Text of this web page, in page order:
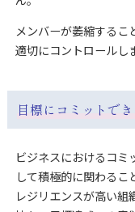
メンバーが萎縮するこ
適切にコントロールし
目標にコミットでき
ビジネスにおけるコミ
して積極的に関わるこ
レジリエンスが高い